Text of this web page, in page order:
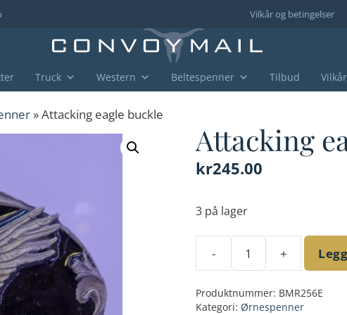
Vilkår og betingelser
Truck Western Beltespenner Tilbud
» Attacking eagle buckle
Attacking
kr245.00
3 på lager
-
buckle
+
Produktnummer: BMR256E
Kategori: Ørnespenner